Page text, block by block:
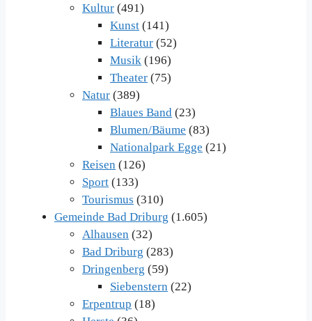
Kultur (491)
Kunst (141)
Literatur (52)
Musik (196)
Theater (75)
Natur (389)
Blaues Band (23)
Blumen/Bäume (83)
Nationalpark Egge (21)
Reisen (126)
Sport (133)
Tourismus (310)
Gemeinde Bad Driburg (1.605)
Alhausen (32)
Bad Driburg (283)
Dringenberg (59)
Siebenstern (22)
Erpentrup (18)